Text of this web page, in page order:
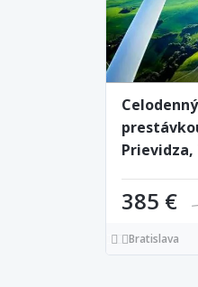
385 €
Bratislava